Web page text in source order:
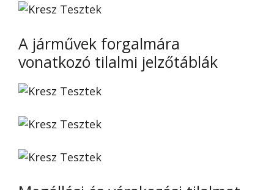
A járművek forgalmára
vonatkozó tilalmi jelzőtáblák